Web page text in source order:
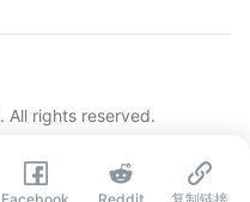
. All rights reserved.
|旧版